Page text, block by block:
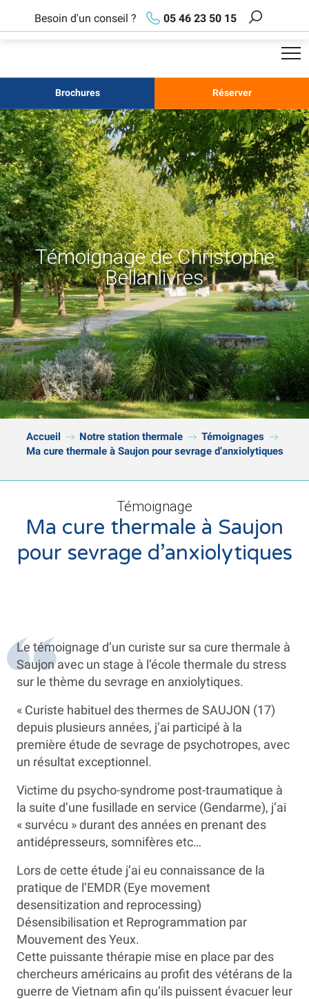
Besoin d'un conseil ? 05 46 23 50 15
Recherche
Brochures Réserver
Témoignage de Christophe
Bellanlivres
Accueil Notre station thermale
Témoignages
Ma cure thermale à Saujon pour sevrage d’anxiolytiques
Témoignage
Ma cure thermale à Saujon
pour sevrage d’anxiolytiques
Le témoignage d’un curiste sur sa cure thermale à
Saujon avec un stage à l’école thermale du stress
sur le thème du sevrage en anxiolytiques.
« Curiste habituel des thermes de SAUJON (17)
depuis plusieurs années, j’ai participé à la
première étude de sevrage de psychotropes, avec
un résultat exceptionnel.
Victime du psycho-syndrome post-traumatique à
la suite d’une fusillade en service (Gendarme), j’ai
« survécu » durant des années en prenant des
antidépresseurs, somnifères etc…
Lors de cette étude j’ai eu connaissance de la
pratique de l’EMDR (Eye movement
desensitization and reprocessing)
Désensibilisation et Reprogrammation par
Mouvement des Yeux.
Cette puissante thérapie mise en place par des
chercheurs américains au profit des vétérans de la
guerre de Vietnam afin qu’ils puissent évacuer leur